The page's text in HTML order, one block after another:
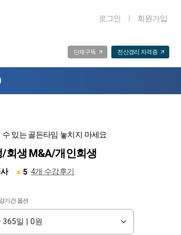
로그인 회원가입
단체구독 전산경리 자격증
수 있는 골든타임 놓치지 마세요
/회생 M&A/개인회생
5 4개 수강후기
기간 옵션